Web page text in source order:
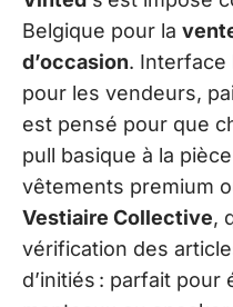
Belgique pour la
d’occasion. Interface
pour les vendeurs,
est pensé pour que
pull basique à la
vêtements premium
Vestiaire Collective,
vérification des
d’initiés : parfait pour